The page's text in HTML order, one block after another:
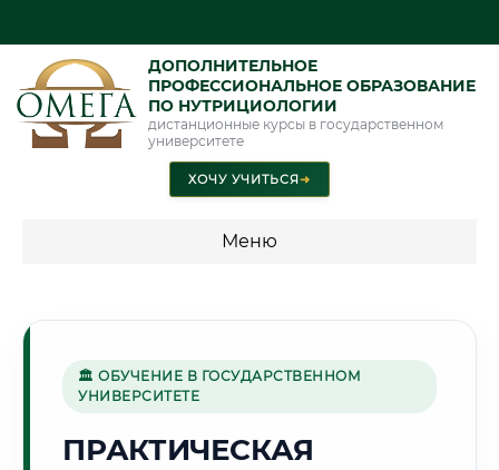
ДОПОЛНИТЕЛЬНОЕ
ПРОФЕССИОНАЛЬНОЕ ОБРАЗОВАНИЕ
ПО НУТРИЦИОЛОГИИ
дистанционные курсы в государственном
университете
ХОЧУ УЧИТЬСЯ➜
Меню
🌊
🏛 ОБУЧЕНИЕ В ГОСУДАРСТВЕННОМ
УНИВЕРСИТЕТЕ
ПРАКТИЧЕСКАЯ